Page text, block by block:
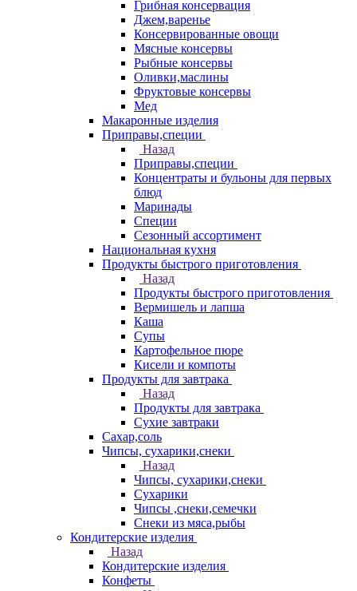
Грибная консервация
Джем,варенье
Консервированные овощи
Мясные консервы
Рыбные консервы
Оливки,маслины
Фруктовые консервы
Мед
Макаронные изделия
Приправы,специи
Назад
Приправы,специи
Концентраты и бульоны для первых
блюд
Маринады
Специи
Сезонный ассортимент
Национальная кухня
Продукты быстрого приготовления
Назад
Продукты быстрого приготовления
Вермишель и лапша
Каша
Супы
Картофельное пюре
Кисели и компоты
Продукты для завтрака
Назад
Продукты для завтрака
Сухие завтраки
Сахар,соль
Чипсы, сухарики,снеки
Назад
Чипсы, сухарики,снеки
Сухарики
Чипсы ,снеки,семечки
Снеки из мяса,рыбы
Кондитерские изделия
Назад
Кондитерские изделия
Конфеты